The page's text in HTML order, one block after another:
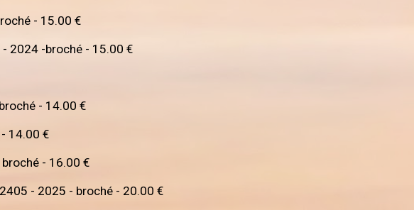
- 15.00 €
2024 -broché - 15.00 €
- 14.00 €
14.00 €
- 16.00 €
- 2025 - broché - 20.00 €